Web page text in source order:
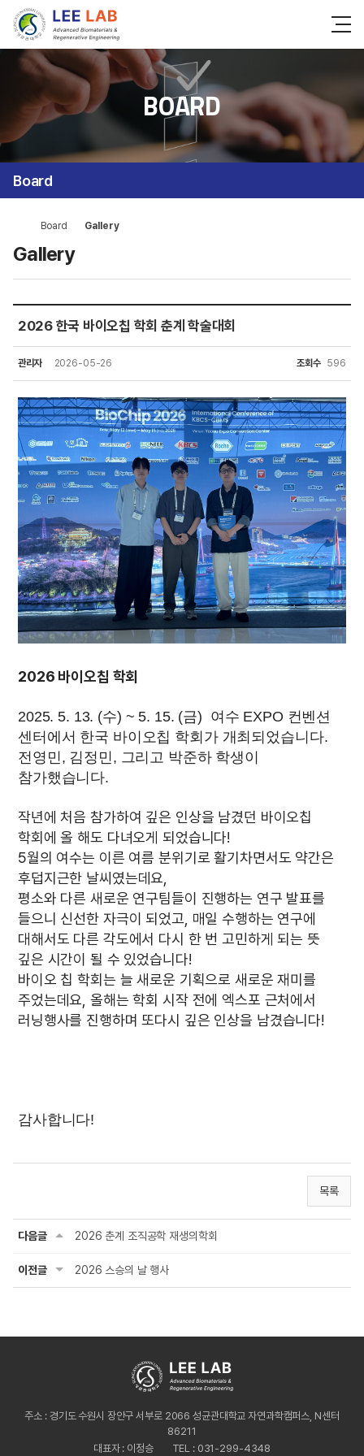
BOARD
Board
Gallery
Board Gallery
2026 한국 바이오칩 학회 춘계 학술대회
관리자 2026-05-26 조회수 596
2026 바이오칩 학회
2025. 5. 13. (수) ~ 5. 15. (금) 여수 EXPO 컨벤션
센터에서 한국 바이오칩 학회가 개최되었습니다.
전영민, 김정민, 그리고 박준하 학생이
참가했습니다.
작년에 처음 참가하여 깊은 인상을 남겼던 바이오칩
학회에 올 해도 다녀오게 되었습니다!
5월의 여수는 이른 여름 분위기로 활기차면서도 약간은
후덥지근한 날씨였는데요,
평소와 다른 새로운 연구팀들이 진행하는 연구 발표를
들으니 신선한 자극이 되었고, 매일 수행하는 연구에
대해서도 다른 각도에서 다시 한 번 고민하게 되는 뜻
깊은 시간이 될 수 있었습니다!
바이오 칩 학회는 늘 새로운 기획으로 새로운 재미를
주었는데요, 올해는 학회 시작 전에 엑스포 근처에서
러닝행사를 진행하며 또다시 깊은 인상을 남겼습니다!
감사합니다!
목록
다음글 2026 춘계 조직공학 재생의학회
이전글 2026 스승의 날 행사
주소 : 경기도 수원시 장안구 서부로 2066 성균관대학교 자연과학캠퍼스, N센터
86211
대표자 : 이정승
TEL : 031-299-4348